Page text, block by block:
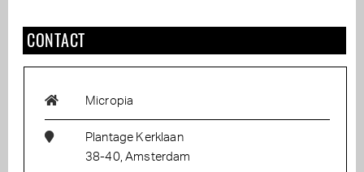
CONTACT
Micropia
Plantage Kerklaan
38-40, Amsterdam